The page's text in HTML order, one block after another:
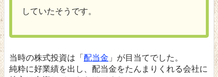
していたそうです。
当時の株式投資は「 配当金 」が目当てでした。
純粋に好業績を出し、配当金をたんまりくれる会社に